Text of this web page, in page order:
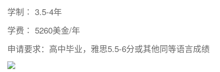
学制∶ 3.5-4年
学费∶ 5260美金/年
申请要求：高中毕业，雅思5.5-6分或其他同等语言成绩